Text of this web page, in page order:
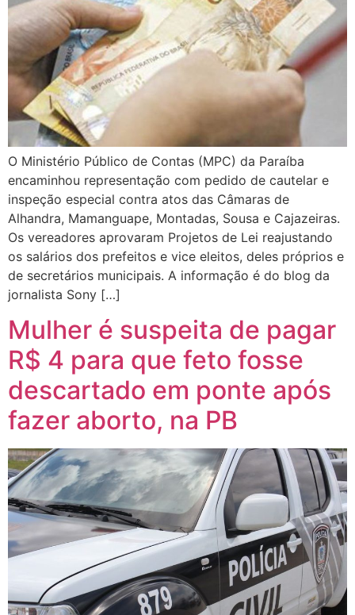
O Ministério Público de Contas (MPC) da Paraíba
encaminhou representação com pedido de cautelar e
inspeção especial contra atos das Câmaras de
Alhandra, Mamanguape, Montadas, Sousa e Cajazeiras.
Os vereadores aprovaram Projetos de Lei reajustando
os salários dos prefeitos e vice eleitos, deles próprios e
de secretários municipais. A informação é do blog da
jornalista Sony […]
Mulher é suspeita de pagar
R$ 4 para que feto fosse
descartado em ponte após
fazer aborto, na PB